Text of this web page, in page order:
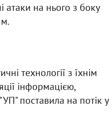
атаки на нього з боку
технології з їхнім
інформацією,
поставила на потік у